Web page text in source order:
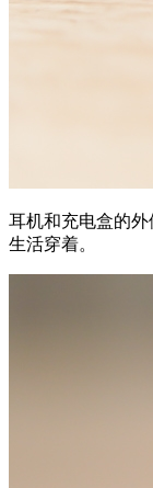
耳机和充电盒的
生活穿着。